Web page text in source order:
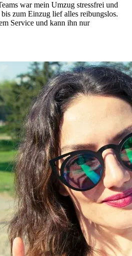
war mein Umzug stressfrei und
zum Einzug lief alles reibungslos.
Service und kann ihn nur